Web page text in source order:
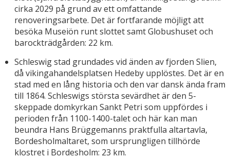
cirka 2029 på grund av ett omfattande
renoveringsarbete. Det är fortfarande möjligt att
besöka Museiön runt slottet samt Globushuset och
barockträdgården: 22 km.
Schleswig stad grundades vid änden av fjorden Slien,
då vikingahandelsplatsen Hedeby upplöstes. Det är en
stad med en lång historia och den var dansk ända fram
till 1864. Schleswigs största sevärdhet är den 5-
skeppade domkyrkan Sankt Petri som uppfördes i
perioden från 1100-1400-talet och här kan man
beundra Hans Brüggemanns praktfulla altartavla,
Bordesholmaltaret, som ursprungligen tillhörde
klostret i Bordesholm: 23 km.